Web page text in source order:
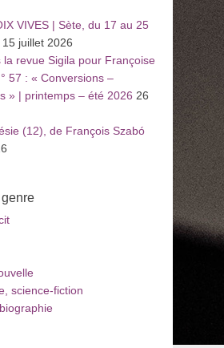
VIVES | Sète, du 17 au 25
15 juillet 2026
la revue Sigila pour Françoise
57 : « Conversions –
» | printemps – été 2026 26
(12), de François Szabó
science-fiction